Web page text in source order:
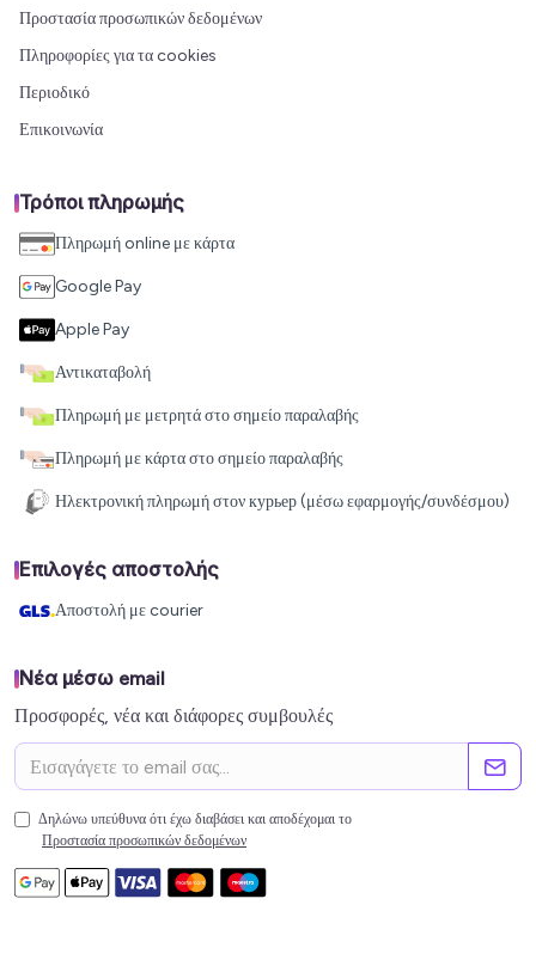
Προστασία προσωπικών δεδομένων
Πληροφορίες για τα cookies
Περιοδικό
Επικοινωνία
Τρόποι πληρωμής
Πληρωμή online με κάρτα
Google Pay
Apple Pay
Αντικαταβολή
Πληρωμή με μετρητά στο σημείο παραλαβής
Πληρωμή με κάρτα στο σημείο παραλαβής
Ηλεκτρονική πληρωμή στον курьер (μέσω εφαρμογής/συνδέσμου)
Επιλογές αποστολής
Αποστολή με courier
Νέα μέσω email
Προσφορές, νέα και διάφορες συμβουλές
Δηλώνω υπεύθυνα ότι έχω διαβάσει και αποδέχομαι το
Προστασία προσωπικών δεδομένων